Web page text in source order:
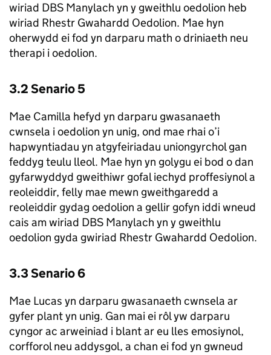
wiriad DBS Manylach yn y gweithlu oedolion heb
wiriad Rhestr Gwahardd Oedolion. Mae hyn
oherwydd ei fod yn darparu math o driniaeth neu
therapi i oedolion.
3.2 Senario 5
Mae Camilla hefyd yn darparu gwasanaeth
cwnsela i oedolion yn unig, ond mae rhai o’i
hapwyntiadau yn atgyfeiriadau uniongyrchol gan
feddyg teulu lleol. Mae hyn yn golygu ei bod o dan
gyfarwyddyd gweithiwr gofal iechyd proffesiynol a
reoleiddir, felly mae mewn gweithgaredd a
reoleiddir gydag oedolion a gellir gofyn iddi wneud
cais am wiriad DBS Manylach yn y gweithlu
oedolion gyda gwiriad Rhestr Gwahardd Oedolion.
3.3 Senario 6
Mae Lucas yn darparu gwasanaeth cwnsela ar
gyfer plant yn unig. Gan mai ei rôl yw darparu
cyngor ac arweiniad i blant ar eu lles emosiynol,
corfforol neu addysgol, a chan ei fod yn gwneud